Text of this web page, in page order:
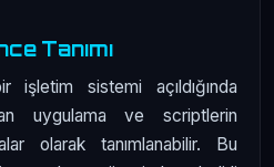
Tanımı
işletim sistemi açıldığında
uygulama ve scriptlerin
olarak tanımlanabilir. Bu